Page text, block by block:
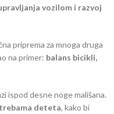
vozilom i razvoj
priprema za mnoga druga
na primer: balans bicikli,
ispod desne noge mališana.
deteta, kako bi